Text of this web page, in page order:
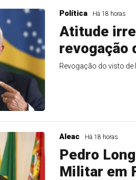
Política Há 18 horas
Atitude
revogação
Revogação do visto de
Aleac Há 18 horas
Pedro
Militar em